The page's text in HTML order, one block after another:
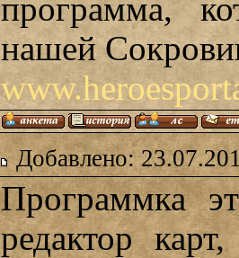
программа,
нашей
Добавлено:
Программка
редактор